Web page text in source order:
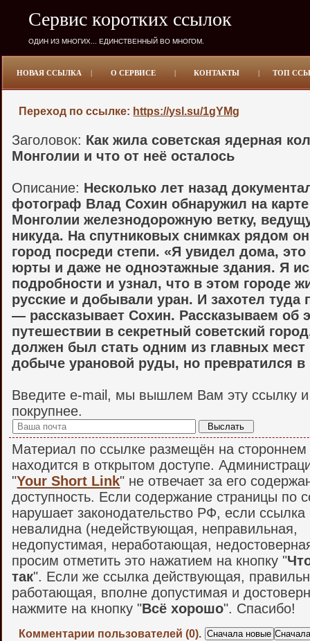
Сервис коротких ссылок
ОДИН ИЗ МНОГИХ... ЕДИНСТВЕННЫЙ ВО МНОГОМ.
НОВАЯ ССЫЛКА | О СЕРВИСЕ | КОНТАКТЫ | ТОП
Переход по ссылке: https://ysl.su/1gYMg
Заголовок: Как жила советская ядерная
Монголии и что от неё осталось
Описание: Несколько лет назад
фотограф Влад Сохин обнаружил на карте
Монголии железнодорожную ветку,
никуда. На спутниковых снимках рядом
город посреди степи. «Я увидел дома,
юрты и даже не одноэтажные здания. Я
подробности и узнал, что в этом городе
русские и добывали уран. И захотел туда
— рассказывает Сохин. Рассказываем об
путешествии в секретный советский
должен был стать одним из главных
добыче урановой руды, но превратился
Введите e-mail, мы вышлем Вам эту ссылку
покрупнее.
Материал по ссылке размещён на стороннем
находится в открытом доступе.
"Your Short Link" не отвечает за его
доступность. Если содержание страницы по
нарушает законодательство РФ, если ссылка
невалидна (недействующая, неправильная,
недопустимая, неработающая,
просим отметить это нажатием на кнопку "
так". Если же ссылка действующая,
работающая, вполне допустимая и
нажмите на кнопку "Всё хорошо". Спасибо!
Комментарии пользователей (0).